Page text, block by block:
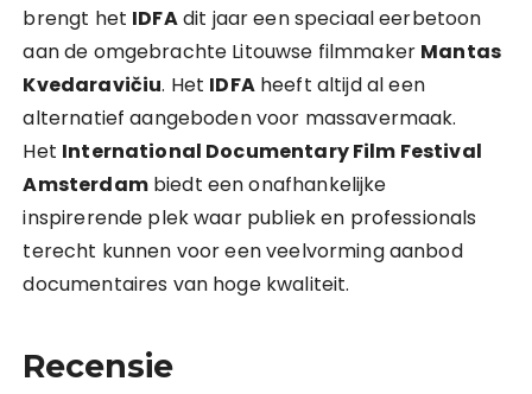
brengt het IDFAdit jaar een speciaal eerbetoon
aan de omgebrachte Litouwse filmmaker Mantas
Kvedaravičiu. Het IDFAheeft altijd al een
alternatief aangeboden voor massavermaak.
Het International Documentary Film Festival
Amsterdambiedt een onafhankelijke
inspirerende plek waar publiek en professionals
terecht kunnen voor een veelvorming aanbod
documentaires van hoge kwaliteit.
Recensie